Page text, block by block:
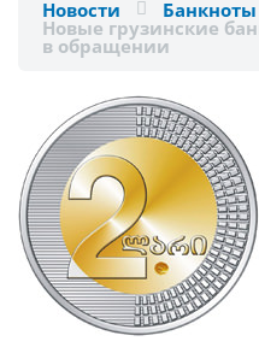
Новости
Новые грузинские
в обращении